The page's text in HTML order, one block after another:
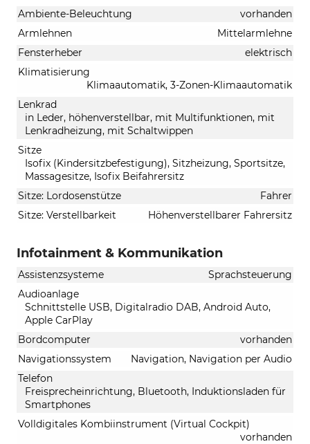
Ambiente-Beleuchtung
vorhanden
Armlehnen
Mittelarmlehne
Fensterheber
elektrisch
Klimatisierung
Klimaautomatik, 3-Zonen-Klimaautomatik
Lenkrad
in Leder, höhenverstellbar, mit Multifunktionen, mit
Lenkradheizung, mit Schaltwippen
Sitze
Isofix (Kindersitzbefestigung), Sitzheizung, Sportsitze,
Massagesitze, Isofix Beifahrersitz
Sitze: Lordosenstütze
Fahrer
Sitze: Verstellbarkeit
Höhenverstellbarer Fahrersitz
Infotainment & Kommunikation
Assistenzsysteme
Sprachsteuerung
Audioanlage
Schnittstelle USB, Digitalradio DAB, Android Auto,
Apple CarPlay
Bordcomputer
vorhanden
Navigationssystem
Navigation, Navigation per Audio
Telefon
Freisprecheinrichtung, Bluetooth, Induktionsladen für
Smartphones
Volldigitales Kombiinstrument (Virtual Cockpit)
vorhanden